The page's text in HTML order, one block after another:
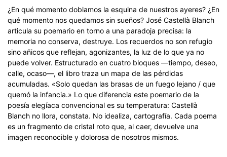
¿En qué momento doblamos la esquina de nuestros ayeres? ¿En
qué momento nos quedamos sin sueños? José Castellà Blanch
articula su poemario en torno a una paradoja precisa: la
memoria no conserva, destruye. Los recuerdos no son refugio
sino añicos que reflejan, agonizantes, la luz de lo que ya no
puede volver. Estructurado en cuatro bloques —tiempo, deseo,
calle, ocaso—, el libro traza un mapa de las pérdidas
acumuladas. «Solo quedan las brasas de un fuego lejano / que
quemó la infancia.» Lo que diferencia este poemario de la
poesía elegíaca convencional es su temperatura: Castellà
Blanch no llora, constata. No idealiza, cartografía. Cada poema
es un fragmento de cristal roto que, al caer, devuelve una
imagen reconocible y dolorosa de nosotros mismos.